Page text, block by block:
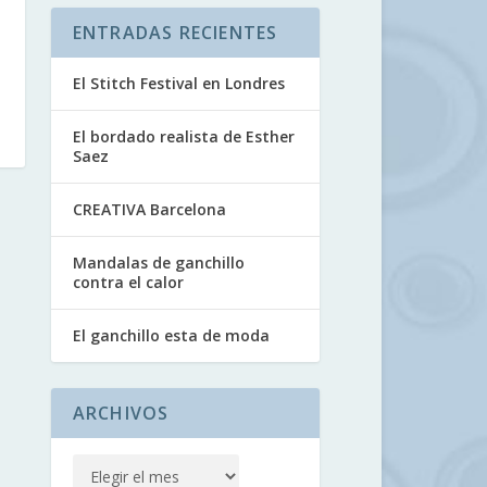
ENTRADAS RECIENTES
El Stitch Festival en Londres
El bordado realista de Esther
Saez
CREATIVA Barcelona
Mandalas de ganchillo
contra el calor
El ganchillo esta de moda
ARCHIVOS